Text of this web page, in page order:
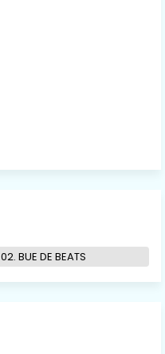
02. BUE DE BEATS